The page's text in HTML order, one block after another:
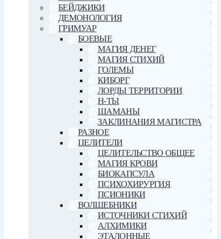
БЕЙДЖИКИ
ДЕМОНОЛОГИЯ
ГРИМУАР
БОЕВЫЕ
МАГИЯ ДЕНЕГ
МАГИЯ СТИХИЙ
ГОЛЕМЫ
КИБОРГ
ЛОРДЫ ТЕРРИТОРИИ
Н-ТЫ
ШАМАНЫ
ЗАКЛИНАНИЯ МАГИСТРА
РАЗНОЕ
ЦЕЛИТЕЛИ
ЦЕЛИТЕЛЬСТВО ОБЩЕЕ
МАГИЯ КРОВИ
БИОКАПСУЛА
ПСИХОХИРУРГИЯ
ПСИОНИКИ
ВОЛШЕБНИКИ
ИСТОЧНИКИ СТИХИЙ
АЛХИМИКИ
ЭТАЛОННЫЕ